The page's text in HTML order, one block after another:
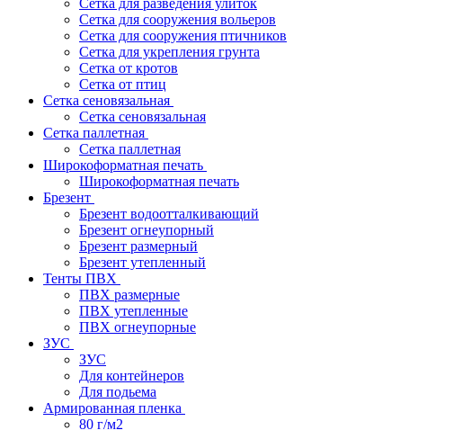
Сетка для разведения улиток
Сетка для сооружения вольеров
Сетка для сооружения птичников
Сетка для укрепления грунта
Сетка от кротов
Сетка от птиц
Сетка сеновязальная
Сетка сеновязальная
Сетка паллетная
Сетка паллетная
Широкоформатная печать
Широкоформатная печать
Брезент
Брезент водоотталкивающий
Брезент огнеупорный
Брезент размерный
Брезент утепленный
Тенты ПВХ
ПВХ размерные
ПВХ утепленные
ПВХ огнеупорные
ЗУС
ЗУС
Для контейнеров
Для подьема
Армированная пленка
80 г/м2